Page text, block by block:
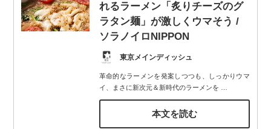
れるラーメン「炙りチーズのグ
ラタン麺」が激しくウマそう /
ソラノイロNIPPON
東京メインディッシュ
革命的なラーメンを発案しつつも、しっかりウマ
イ、まさに新次元＆新時代のラーメンを
本文を読む